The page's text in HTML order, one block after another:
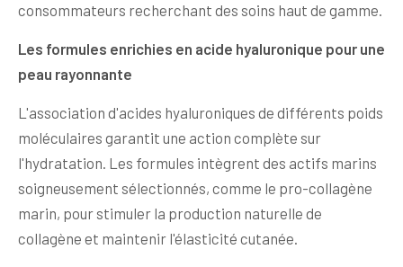
consommateurs recherchant des soins haut de gamme.
Les formules enrichies en acide hyaluronique pour une
peau rayonnante
L'association d'acides hyaluroniques de différents poids
moléculaires garantit une action complète sur
l'hydratation. Les formules intègrent des actifs marins
soigneusement sélectionnés, comme le pro-collagène
marin, pour stimuler la production naturelle de
collagène et maintenir l'élasticité cutanée.